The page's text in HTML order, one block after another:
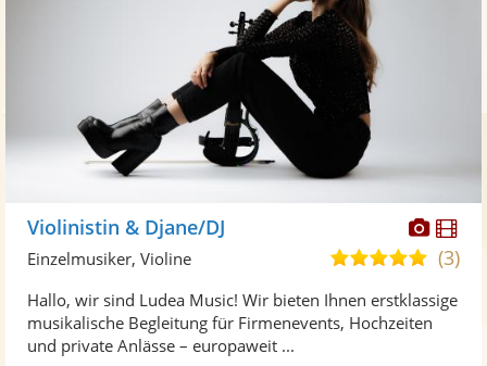
Fotos
Violinistin & Djane/DJ
5,0
5
(3)
Einzelmusiker, Violine
Hallo, wir sind Ludea Music! Wir bieten Ihnen erstklassige
musikalische Begleitung für Firmenevents, Hochzeiten
und private Anlässe – europaweit ...